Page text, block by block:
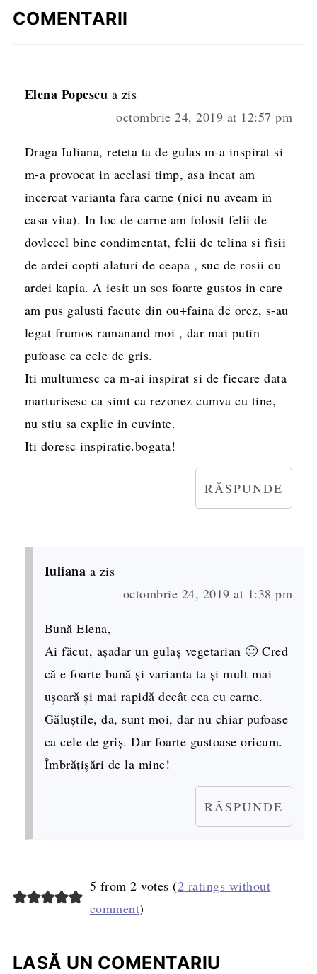
COMENTARII
Elena Popescu a zis
octombrie 24, 2019 at 12:57 pm
Draga Iuliana, reteta ta de gulas m-a inspirat si
m-a provocat in acelasi timp, asa incat am
incercat varianta fara carne (nici nu aveam in
casa vita). In loc de carne am folosit felii de
dovlecel bine condimentat, felii de telina si fisii
de ardei copti alaturi de ceapa , suc de rosii cu
ardei kapia. A iesit un sos foarte gustos in care
am pus galusti facute din ou+faina de orez, s-au
legat frumos ramanand moi , dar mai putin
pufoase ca cele de gris.
Iti multumesc ca m-ai inspirat si de fiecare data
marturisesc ca simt ca rezonez cumva cu tine,
nu stiu sa explic in cuvinte.
Iti doresc inspiratie.bogata!
RĂSPUNDE
Iuliana a zis
octombrie 24, 2019 at 1:38 pm
Bună Elena,
Ai făcut, așadar un gulaș vegetarian 🙂 Cred
că e foarte bună și varianta ta și mult mai
ușoară și mai rapidă decât cea cu carne.
Găluștile, da, sunt moi, dar nu chiar pufoase
ca cele de griș. Dar foarte gustoase oricum.
Îmbrățișări de la mine!
RĂSPUNDE
5 from 2 votes (2 ratings without
comment)
LASĂ UN COMENTARIU